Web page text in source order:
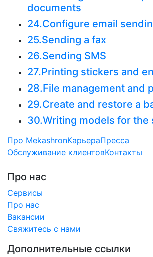
documents
24.Configure email
25.Sending a fax
26.Sending SMS
27.Printing stickers and
28.File management and
29.Create and restore a
30.Writing models for the
Про MekashronКарьераПресса
Обслуживание клиентовКонтакты
Про нас
Сервисы
Про нас
Вакансии
Свяжитесь с нами
Дополнительные ссылки